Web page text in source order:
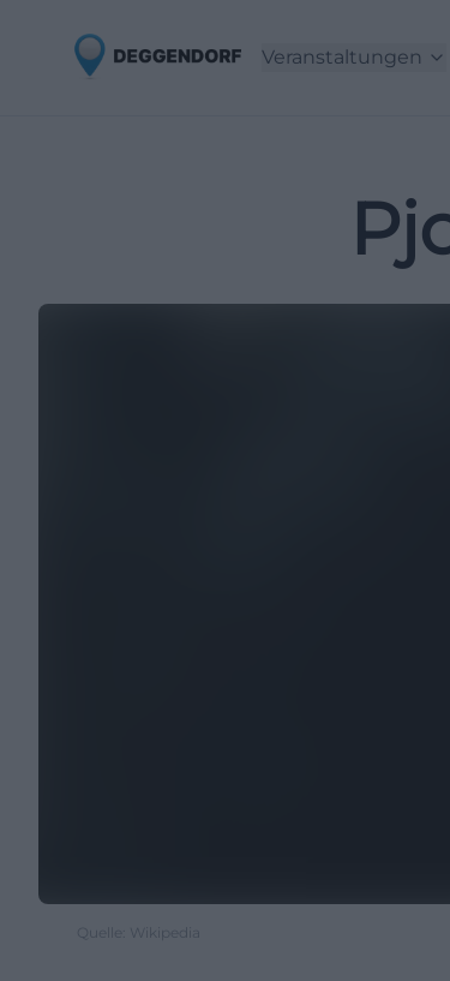
Veranstaltungen
Quelle: Wikipedia